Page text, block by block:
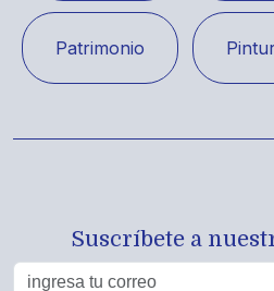
Patrimonio
Suscríbete a